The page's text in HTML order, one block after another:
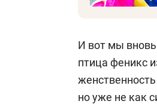
И вот мы вновь
птица феникс
но уже не как